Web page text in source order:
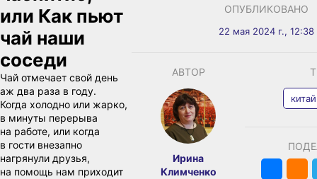
или Как пьют
чай наши
соседи
Чай отмечает свой день
аж два раза в году.
Когда холодно или жарко,
в минуты перерыва
на работе, или когда
в гости внезапно
нагрянули друзья,
на помощь нам приходит
ОПУБЛИКОВАНО
22 мая 2024 г., 12:38
АВТОР
Ирина
Климченко
китай